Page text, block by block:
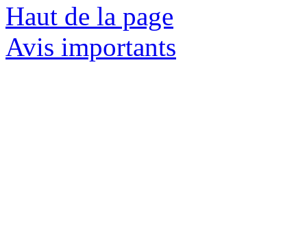
Haut de la page
Avis importants